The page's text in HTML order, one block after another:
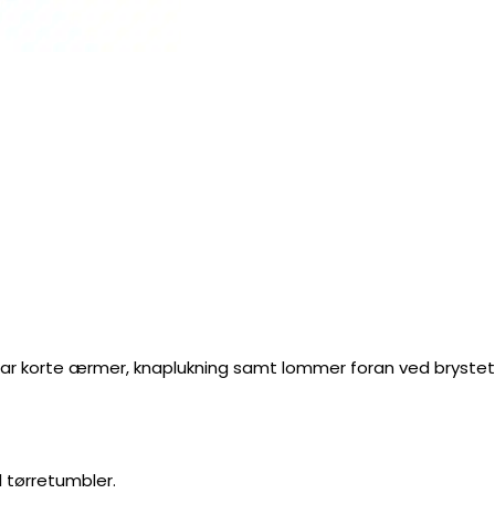
korte ærmer, knaplukning samt lommer foran ved
tørretumbler.